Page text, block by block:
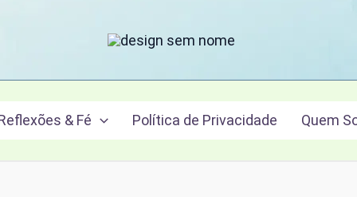
& Fé Política de Privacidade Quem